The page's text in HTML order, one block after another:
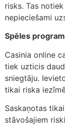
risks. Tas
nepieciešami
Spēles
Casinia online
tiek uzticis
sniegtāju.
tikai riska
Saskaņotas
stāvošajiem